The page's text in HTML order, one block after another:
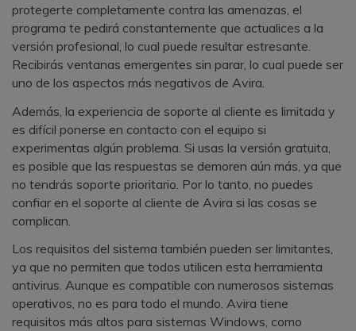
protegerte completamente contra las amenazas, el
programa te pedirá constantemente que actualices a la
versión profesional, lo cual puede resultar estresante.
Recibirás ventanas emergentes sin parar, lo cual puede ser
uno de los aspectos más negativos de Avira.
Además, la experiencia de soporte al cliente es limitada y
es difícil ponerse en contacto con el equipo si
experimentas algún problema. Si usas la versión gratuita,
es posible que las respuestas se demoren aún más, ya que
no tendrás soporte prioritario. Por lo tanto, no puedes
confiar en el soporte al cliente de Avira si las cosas se
complican.
Los requisitos del sistema también pueden ser limitantes,
ya que no permiten que todos utilicen esta herramienta
antivirus. Aunque es compatible con numerosos sistemas
operativos, no es para todo el mundo. Avira tiene
requisitos más altos para sistemas Windows, como